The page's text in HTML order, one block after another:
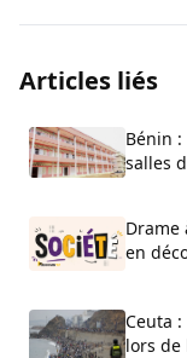
Articles liés
Bénin
salles
Drame
en
Ceuta :
lors